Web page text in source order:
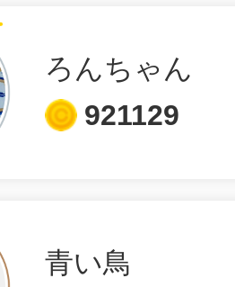
ろんちゃん
921129
青い鳥
智頭